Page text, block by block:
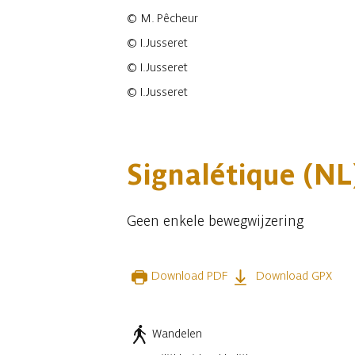
© M. Pêcheur
© I.Jusseret
© I.Jusseret
© I.Jusseret
Signalétique
Geen enkele bewegwijzering
Download PDF Download GPX
Wandelen